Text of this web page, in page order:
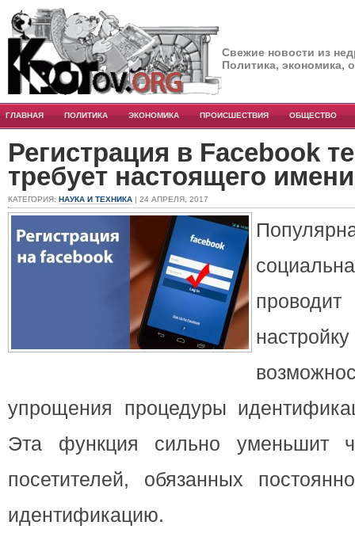
Свежие новости из
Политика, экономика,
ГЛАВНАЯ ПОЛИТИКА ЭКОНОМИКА ПРОИСШЕСТВИЯ ОБЩЕСТВО
Регистрация в Facebook
требует настоящего имени
КАТЕГОРИЯ: НАУКА И ТЕХНИКА | 24 АПРЕЛЯ, 2017
упрощения процедуры
Эта функция сильно уменьшит
посетителей, обязанных
идентификацию.